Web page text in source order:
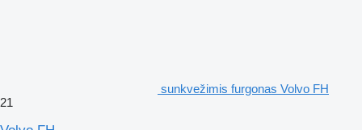
sunkvežimis furgonas Volvo FH
21